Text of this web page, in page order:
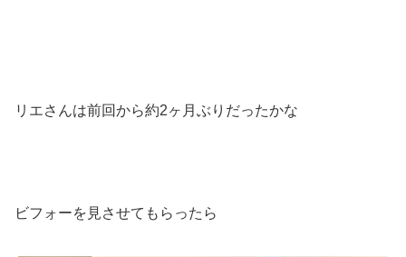
リエさんは前回から約2ヶ月ぶりだったかな
ビフォーを見させてもらったら